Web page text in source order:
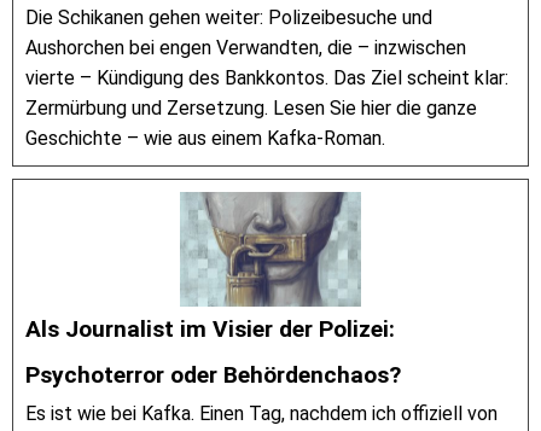
Die Schikanen gehen weiter: Polizeibesuche und
Aushorchen bei engen Verwandten, die – inzwischen
vierte – Kündigung des Bankkontos. Das Ziel scheint klar:
Zermürbung und Zersetzung. Lesen Sie hier die ganze
Geschichte – wie aus einem Kafka-Roman.
Als Journalist im Visier der Polizei:
Psychoterror oder Behördenchaos?
Es ist wie bei Kafka. Einen Tag, nachdem ich offiziell von